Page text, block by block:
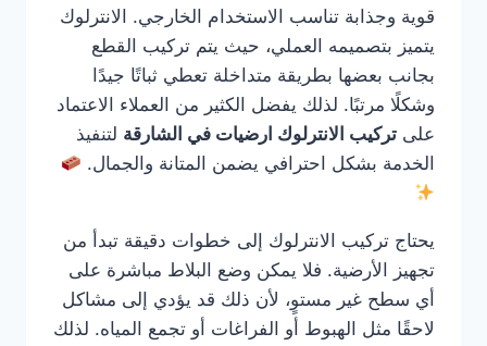
قوية وجذابة تناسب الاستخدام الخارجي. الانترلوك
يتميز بتصميمه العملي، حيث يتم تركيب القطع
بجانب بعضها بطريقة متداخلة تعطي ثباتًا جيدًا
وشكلًا مرتبًا. لذلك يفضل الكثير من العملاء الاعتماد
على تركيب الانترلوك ارضيات في الشارقة لتنفيذ
الخدمة بشكل احترافي يضمن المتانة والجمال.
يحتاج تركيب الانترلوك إلى خطوات دقيقة تبدأ من
تجهيز الأرضية. فلا يمكن وضع البلاط مباشرة على
أي سطح غير مستوٍ، لأن ذلك قد يؤدي إلى مشاكل
لاحقًا مثل الهبوط أو الفراغات أو تجمع المياه. لذلك